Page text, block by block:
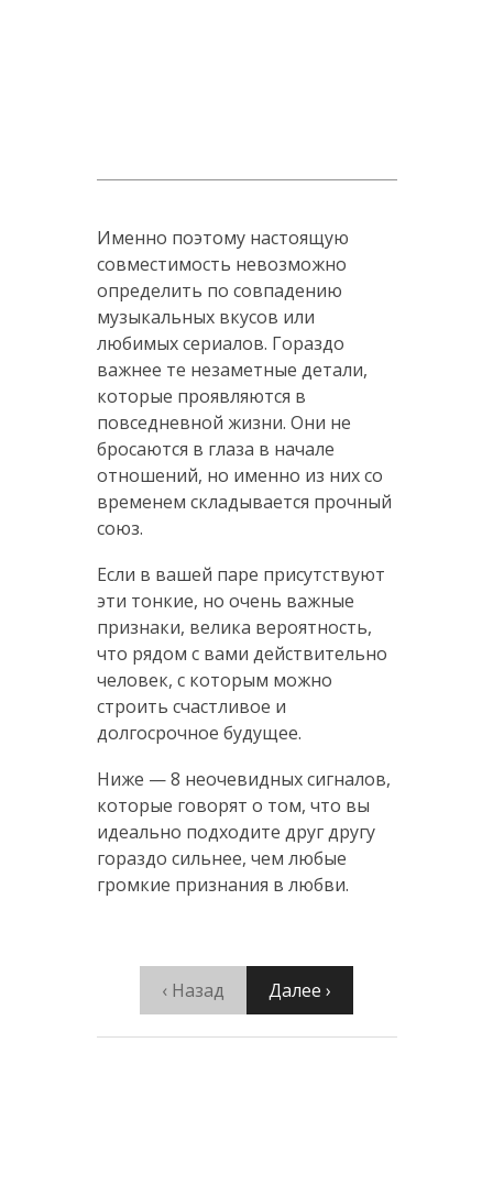
Именно поэтому настоящую
совместимость невозможно
определить по совпадению
музыкальных вкусов или
любимых сериалов. Гораздо
важнее те незаметные детали,
которые проявляются в
повседневной жизни. Они не
бросаются в глаза в начале
отношений, но именно из них со
временем складывается прочный
союз.
Если в вашей паре присутствуют
эти тонкие, но очень важные
признаки, велика вероятность,
что рядом с вами действительно
человек, с которым можно
строить счастливое и
долгосрочное будущее.
Ниже — 8 неочевидных сигналов,
которые говорят о том, что вы
идеально подходите друг другу
гораздо сильнее, чем любые
громкие признания в любви.
‹ Назад Далее ›